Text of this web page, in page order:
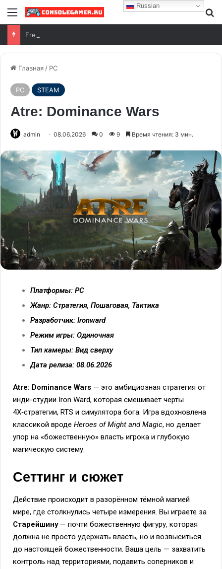
Free Play Days на Xbox с 6 по 9 августа 2026 года
Главная / PC
PC STEAM
Atre: Dominance Wars
admin 08.06.2026 0 9 Время чтения: 3 мин.
Платформы: PC
Жанр: Стратегия, Пошаговая, Тактика
Разработчик: Ironward
Режим игры: Одиночная
Тип камеры: Вид сверху
Дата релиза: 08.06.2026
Atre: Dominance Wars — это амбициозная стратегия от
инди-студии Iron Ward, которая смешивает черты
4X‑стратегии, RTS и симулятора бога. Игра вдохновлена
классикой вроде Heroes of Might and Magic, но делает
упор на «божественную» власть игрока и глубокую
магическую систему.
Сеттинг и сюжет
Действие происходит в разорённом тёмной магией
мире, где столкнулись четыре измерения. Вы играете за
Старейшину— почти божественную фигуру, которая
должна не просто удержать власть, но и возвыситься
до настоящей божественности. Ваша цель — захватить
контроль над территориями, подавить соперников и
Russian